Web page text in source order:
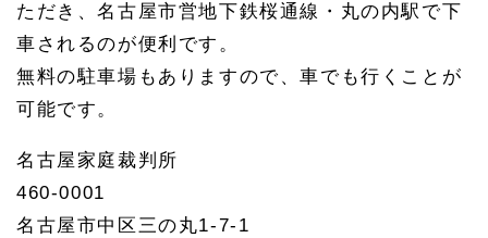
ただき、名古屋市営地下鉄桜通線・丸の内駅で下
車されるのが便利です。
無料の駐車場もありますので、車でも行くことが
可能です。
名古屋家庭裁判所
460-0001
名古屋市中区三の丸1-7-1